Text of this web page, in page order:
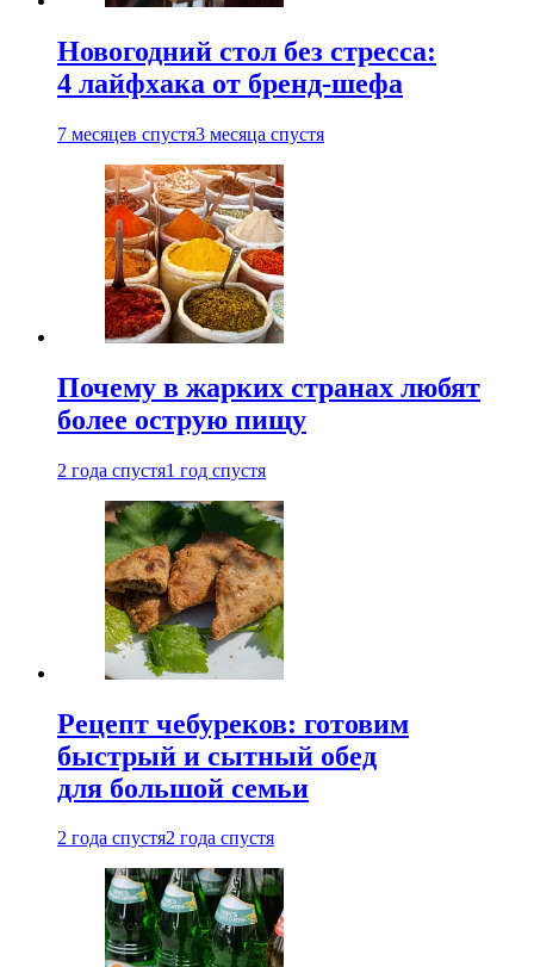
Новогодний стол без стресса:
4 лайфхака от бренд-шефа
7 месяцев спустя3 месяца спустя
Почему в жарких странах любят
более острую пищу
2 года спустя1 год спустя
Рецепт чебуреков: готовим
быстрый и сытный обед
для большой семьи
2 года спустя2 года спустя